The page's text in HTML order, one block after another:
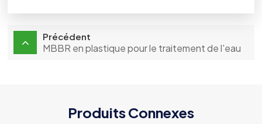
Précédent
MBBR en plastique pour le traitement de l'eau
Produits Connexes